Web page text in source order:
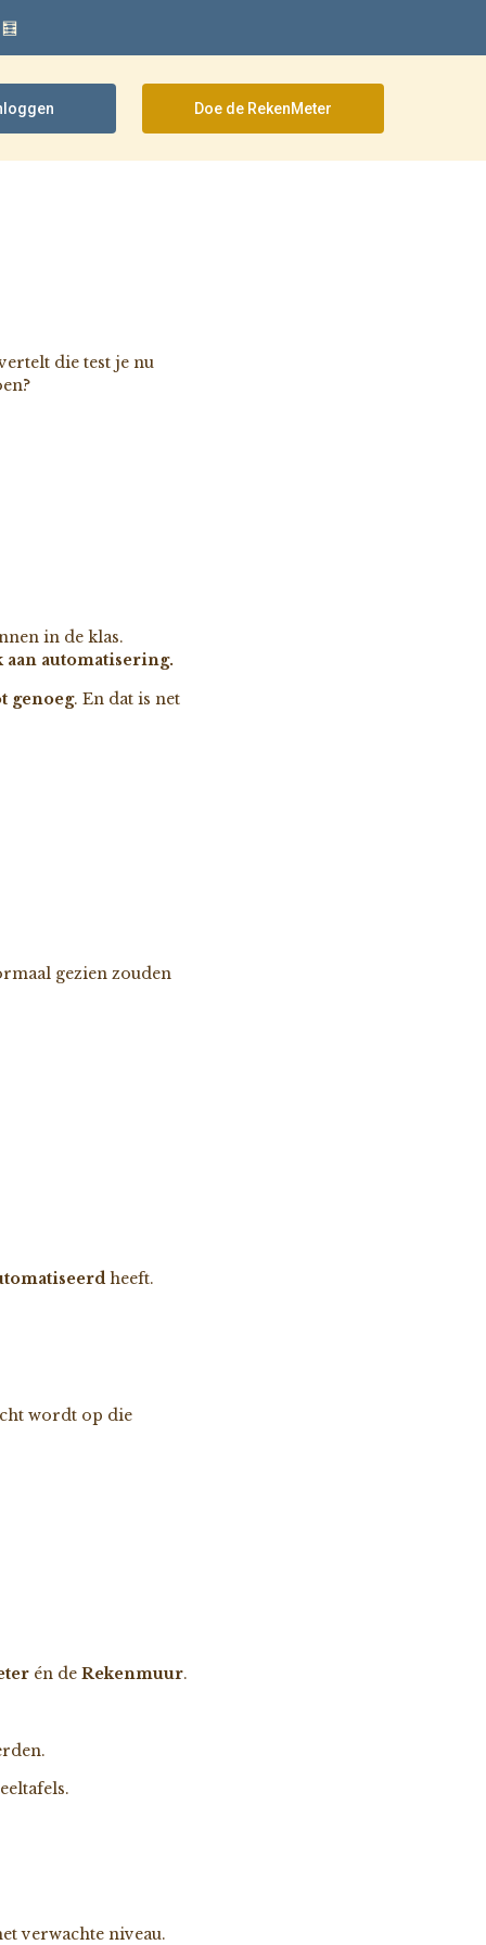
Doe de RekenMeter
die test je nu
in de klas.
aan automatisering.
genoeg. En dat is net
gezien zouden
heeft.
wordt op die
én de Rekenmuur.
verwachte niveau.